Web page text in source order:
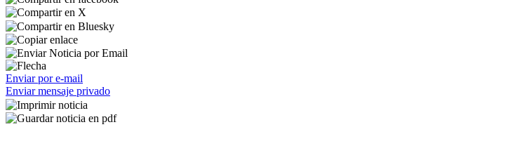
Enviar por e-mail
Enviar mensaje privado